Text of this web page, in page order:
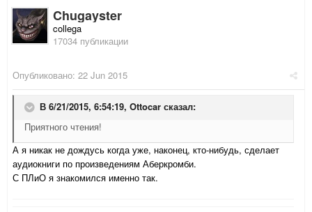
Chugayster
collega
17034 публикации
Опубликовано: 22 Jun 2015
В 6/21/2015, 6:54:19, Ottocar сказал:
Приятного чтения!
А я никак не дождусь когда уже, наконец, кто-нибудь, сделает
аудиокниги по произведениям Аберкромби.
С ПЛиО я знакомился именно так.